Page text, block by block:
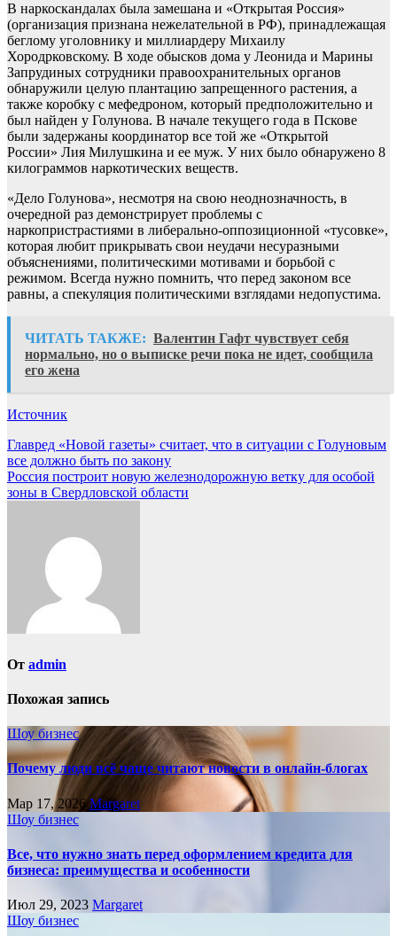
В наркоскандалах была замешана и «Открытая Россия»
(организация признана нежелательной в РФ), принадлежащая
беглому уголовнику и миллиардеру Михаилу
Хородрковскому. В ходе обысков дома у Леонида и Марины
Запрудиных сотрудники правоохранительных органов
обнаружили целую плантацию запрещенного растения, а
также коробку с мефедроном, который предположительно и
был найден у Голунова. В начале текущего года в Пскове
были задержаны координатор все той же «Открытой
России» Лия Милушкина и ее муж. У них было обнаружено 8
килограммов наркотических веществ.
«Дело Голунова», несмотря на свою неоднозначность, в
очередной раз демонстрирует проблемы с
наркопристрастиями в либерально-оппозиционной «тусовке»,
которая любит прикрывать свои неудачи несуразными
объяснениями, политическими мотивами и борьбой с
режимом. Всегда нужно помнить, что перед законом все
равны, а спекуляция политическими взглядами недопустима.
ЧИТАТЬ ТАКЖЕ: Валентин Гафт чувствует себя
нормально, но о выписке речи пока не идет, сообщила
его жена
Источник
Навигация
по
записям
Главред «Новой газеты» считает, что в ситуации с Голуновым
все должно быть по закону
Россия построит новую железнодорожную ветку для особой
зоны в Свердловской области
От admin
Похожая запись
Шоу бизнес
Почему люди всё чаще читают новости в онлайн-блогах
Мар 17, 2026Margaret
Шоу бизнес
Все, что нужно знать перед оформлением кредита для
бизнеса: преимущества и особенности
Июл 29, 2023 Margaret
Шоу бизнес